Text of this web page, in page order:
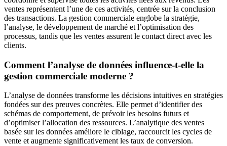
ventes représentent l’une de ces activités, centrée sur la conclusion
des transactions. La gestion commerciale englobe la stratégie,
l’analyse, le développement de marché et l’optimisation des
processus, tandis que les ventes assurent le contact direct avec les
clients.
Comment l’analyse de données influence-t-elle la
gestion commerciale moderne ?
L’analyse de données transforme les décisions intuitives en stratégies
fondées sur des preuves concrètes. Elle permet d’identifier des
schémas de comportement, de prévoir les besoins futurs et
d’optimiser l’allocation des ressources. L’analytique des ventes
basée sur les données améliore le ciblage, raccourcit les cycles de
vente et augmente significativement les taux de conversion.